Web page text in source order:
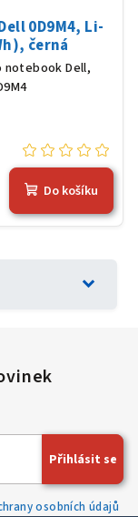
0D9M4, Li-
černá
notebook Dell,
Do košíku
expand_more
osobních údajů
Přihlásit se